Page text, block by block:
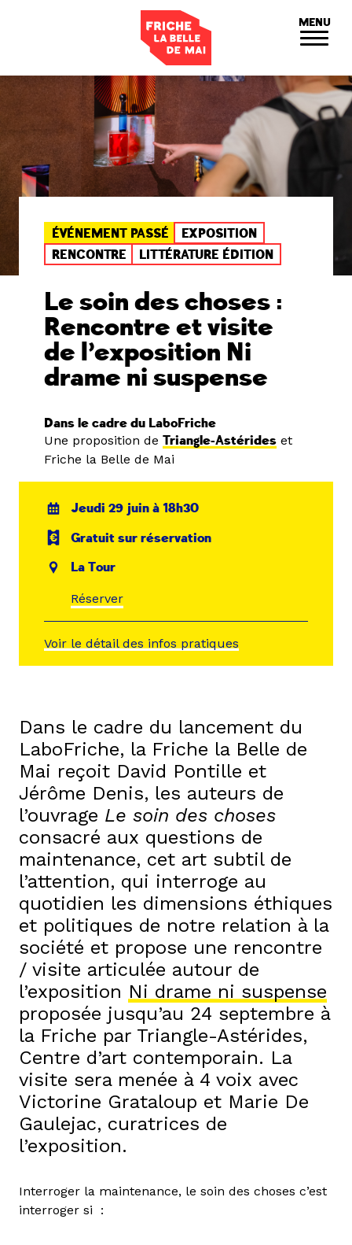
MENU
ÉVÉNEMENT PASSÉ
EXPOSITION
RENCONTRE
LITTÉRATURE ÉDITION
Le soin des choses :
Rencontre et visite
de l’exposition Ni
drame ni suspense
Dans le cadre du LaboFriche
Une proposition de Triangle-Astérides et
Friche la Belle de Mai
Jeudi 29 juin à 18h30
Gratuit sur réservation
La Tour
Réserver
Voir le détail des infos pratiques
Dans le cadre du lancement du
LaboFriche, la Friche la Belle de
Mai reçoit David Pontille et
Jérôme Denis, les auteurs de
l’ouvrage Le soin des choses
consacré aux questions de
maintenance, cet art subtil de
l’attention, qui interroge au
quotidien les dimensions éthiques
et politiques de notre relation à la
société et propose une rencontre
/ visite articulée autour de
l’exposition Ni drame ni suspense
proposée jusqu’au 24 septembre à
la Friche par Triangle-Astérides,
Centre d’art contemporain. La
visite sera menée à 4 voix avec
Victorine Grataloup et Marie De
Gaulejac, curatrices de
l’exposition.
Interroger la maintenance, le soin des choses c’est
interroger si :
Panneau de gestion des cookies